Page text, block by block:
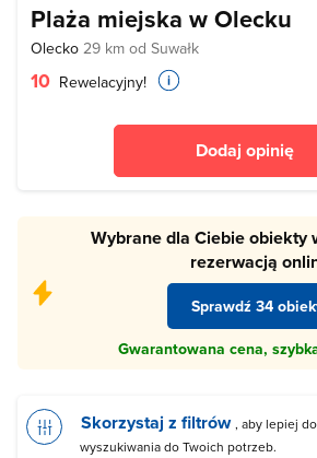
Plaża miejska w Olecku
Olecko 29 km od Suwałk
10 Rewelacyjny!
Dodaj opinię
Wybrane dla Ciebie obiekty
rezerwacją
Sprawdź 34
Gwarantowana cena,
Skorzystaj z filtrów , aby lepiej
wyszukiwania do Twoich potrzeb.